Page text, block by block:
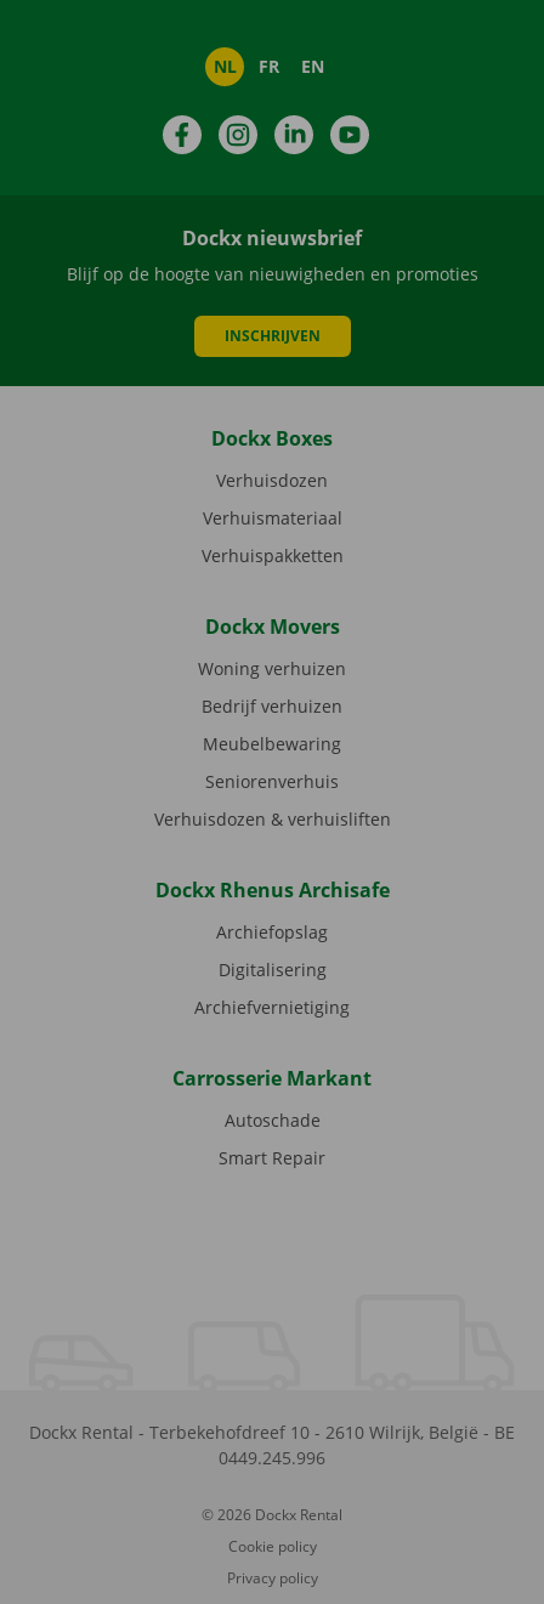
NL FR EN
FacebookInstagramLinkedIn
Dockx nieuwsbrief
Blijf op de hoogte van nieuwigheden en promoties
INSCHRIJVEN
Dockx Boxes
Verhuisdozen
Verhuismateriaal
Verhuispakketten
Dockx Movers
Woning verhuizen
Bedrijf verhuizen
Meubelbewaring
Seniorenverhuis
Verhuisdozen & verhuisliften
Dockx Rhenus Archisafe
Archiefopslag
Digitalisering
Archiefvernietiging
Carrosserie Markant
Autoschade
Smart Repair
Dockx Rental - Terbekehofdreef 10 - 2610 Wilrijk, België - BE
0449.245.996
© 2026 Dockx Rental
Cookie policy
Privacy policy